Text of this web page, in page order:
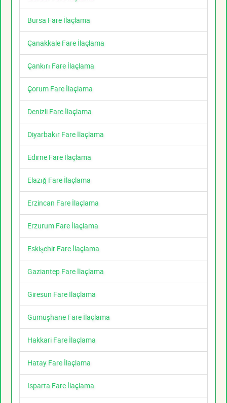
Bursa Fare İlaçlama
Çanakkale Fare İlaçlama
Çankırı Fare İlaçlama
Çorum Fare İlaçlama
Denizli Fare İlaçlama
Diyarbakır Fare İlaçlama
Edirne Fare İlaçlama
Elazığ Fare İlaçlama
Erzincan Fare İlaçlama
Erzurum Fare İlaçlama
Eskişehir Fare İlaçlama
Gaziantep Fare İlaçlama
Giresun Fare İlaçlama
Gümüşhane Fare İlaçlama
Hakkari Fare İlaçlama
Hatay Fare İlaçlama
Isparta Fare İlaçlama